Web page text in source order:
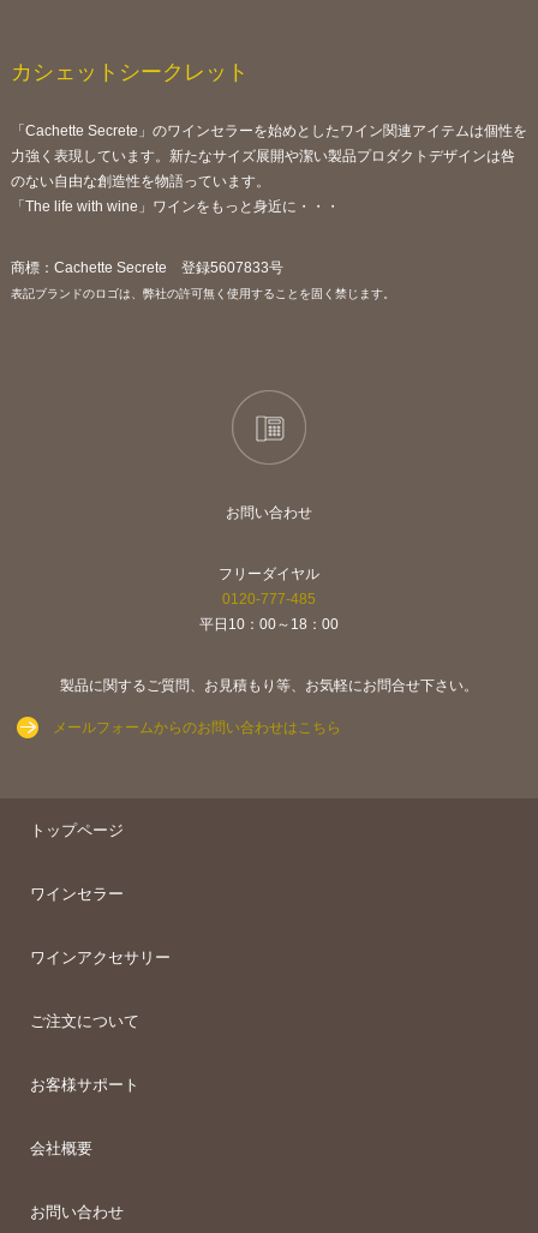
カシェットシークレット
「Cachette Secrete」のワインセラーを始めとしたワイン関連アイテムは個性を
力強く表現しています。新たなサイズ展開や潔い製品プロダクトデザインは咎
のない自由な創造性を物語っています。
「The life with wine」ワインをもっと身近に・・・
商標：Cachette Secrete 登録5607833号
表記ブランドのロゴは、弊社の許可無く使用することを固く禁じます。
お問い合わせ
フリーダイヤル
0120-777-485
平日10：00～18：00
製品に関するご質問、お見積もり等、お気軽にお問合せ下さい。
メールフォームからのお問い合わせはこちら
トップページ
ワインセラー
ワインアクセサリー
ご注文について
お客様サポート
会社概要
お問い合わせ